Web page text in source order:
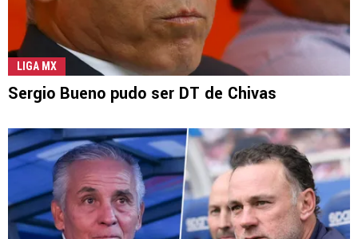
LIGA MX
Sergio Bueno pudo ser DT de Chivas